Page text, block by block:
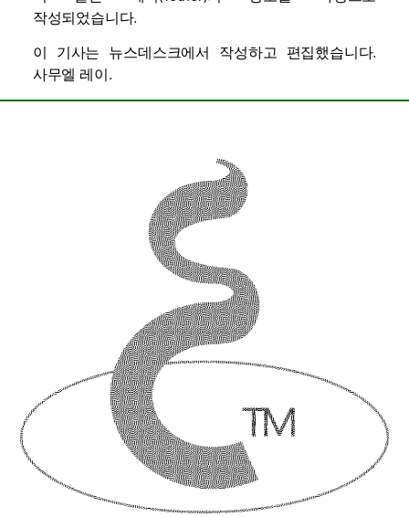
작성되었습니다.
이 기사는 뉴스데스크에서 작성하고 편집했습니다.
사무엘 레이 .